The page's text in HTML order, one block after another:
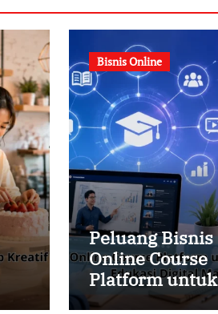
Bisnis Online
Peluang Bisnis
Online Course
Platform untuk
Membangun